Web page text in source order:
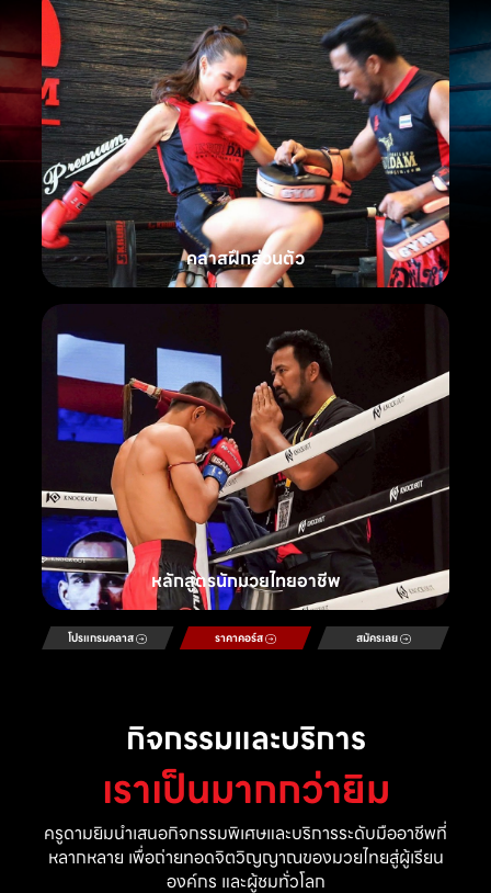
คลาสฝึกส่วนตัว
หลักสูตรนักมวยไทยอาชีพ
โปรแกรมคลาส ราคาคอร์ส สมัครเลย
กิจกรรมและบริการ
เราเป็นมากกว่ายิม
ครูดามยิมนำเสนอกิจกรรมพิเศษและบริการระดับมืออาชีพที่
หลากหลาย เพื่อถ่ายทอดจิตวิญญาณของมวยไทยสู่ผู้เรียน
องค์กร และผู้ชมทั่วโลก